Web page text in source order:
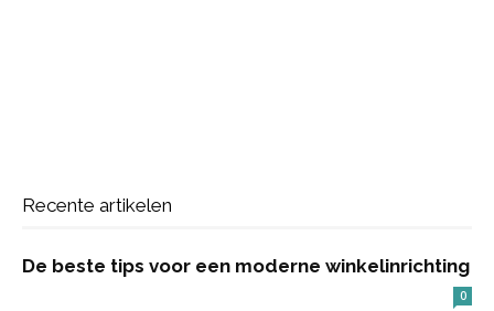
Recente artikelen
De beste tips voor een moderne winkelinrichting
0